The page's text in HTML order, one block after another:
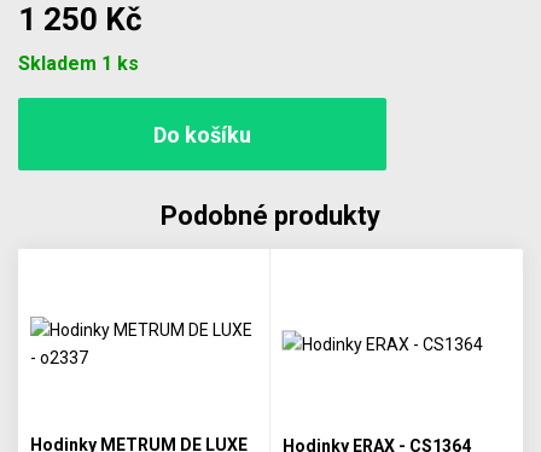
1 250 Kč
Skladem 1 ks
Podobné produkty
Hodinky METRUM DE LUXE Hodinky ERAX - CS1364